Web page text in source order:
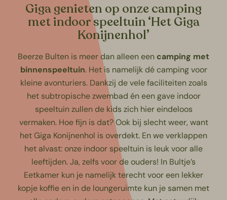
Giga genieten op onze camping
met indoor speeltuin ‘Het Giga
Konijnenhol’
Beerze Bulten is meer dan alleen een camping met
binnenspeeltuin. Het is namelijk dé camping voor
kleine avonturiers. Dankzij de vele faciliteiten zoals
het subtropische zwembad én een gave indoor
speeltuin zullen de kids zich hier eindeloos
vermaken. Hoe fijn is dat? Ook bij slecht weer, want
het Giga Konijnenhol is overdekt. En we verklappen
het alvast: onze indoor speeltuin is leuk voor alle
leeftijden. Ja, zelfs voor de ouders! In Bultje’s
Eetkamer kun je namelijk terecht voor een lekker
kopje koffie en in de loungeruimte kun je samen met